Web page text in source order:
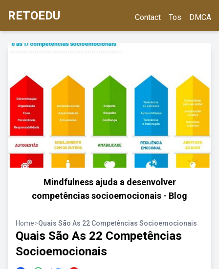
RETOEDU Contact Tos DMCA
Mindfulness ajuda a desenvolver
competências socioemocionais - Blog
Home>Quais São As 22 Competências Socioemocionais
Quais São As 22 Competências
Socioemocionais